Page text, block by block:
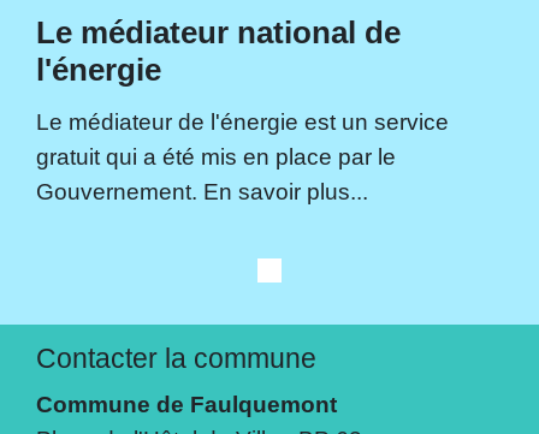
Le médiateur national de
l'énergie
Le médiateur de l'énergie est un service
gratuit qui a été mis en place par le
Gouvernement. En savoir plus...
Contacter la commune
Commune de Faulquemont